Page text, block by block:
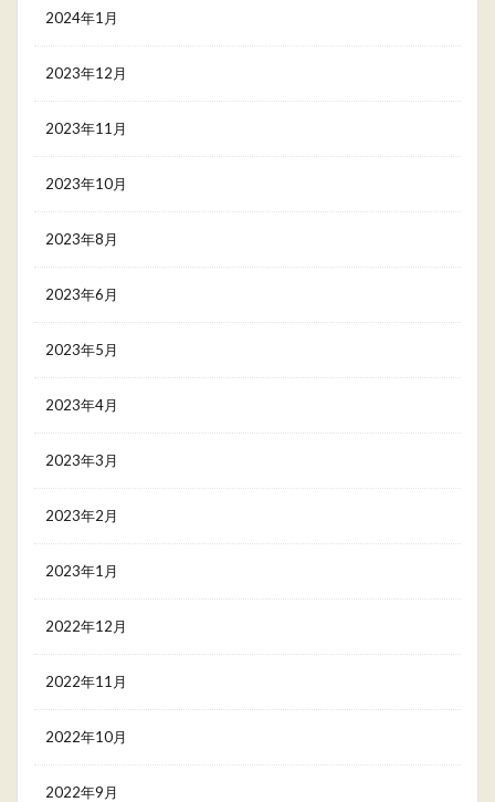
2024年1月
2023年12月
2023年11月
2023年10月
2023年8月
2023年6月
2023年5月
2023年4月
2023年3月
2023年2月
2023年1月
2022年12月
2022年11月
2022年10月
2022年9月